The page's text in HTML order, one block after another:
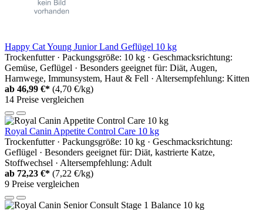
Happy Cat Young Junior Land Geflügel 10 kg
Trockenfutter · Packungsgröße: 10 kg · Geschmacksrichtung:
Gemüse, Geflügel · Besonders geeignet für: Diät, Augen,
Harnwege, Immunsystem, Haut & Fell · Altersempfehlung: Kitten
ab 46,99 €* (4,70 €/kg)
14 Preise vergleichen
Royal Canin Appetite Control Care 10 kg
Trockenfutter · Packungsgröße: 10 kg · Geschmacksrichtung:
Geflügel · Besonders geeignet für: Diät, kastrierte Katze,
Stoffwechsel · Altersempfehlung: Adult
ab 72,23 €* (7,22 €/kg)
9 Preise vergleichen